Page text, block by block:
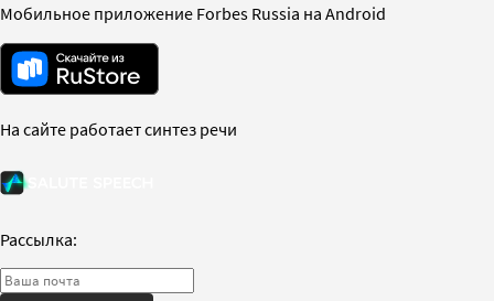
Мобильное приложение Forbes Russia на Android
На сайте работает синтез речи
Рассылка: